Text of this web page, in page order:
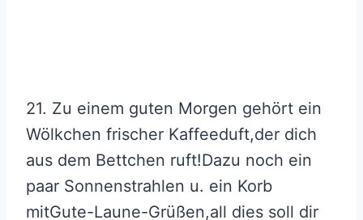
21. Zu einem guten Morgen gehört ein
Wölkchen frischer Kaffeeduft,der dich
aus dem Bettchen ruft!Dazu noch ein
paar Sonnenstrahlen u. ein Korb
mitGute-Laune-Grüßen,all dies soll dir